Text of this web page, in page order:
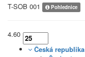
T-SOB 001
Pohlednice
4.60
Česká republika